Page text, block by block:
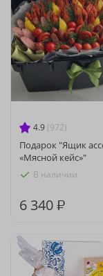
4.9 (972)
Подарок "Ящик
«Мясной кейс»"
В наличии
6 340 ₽